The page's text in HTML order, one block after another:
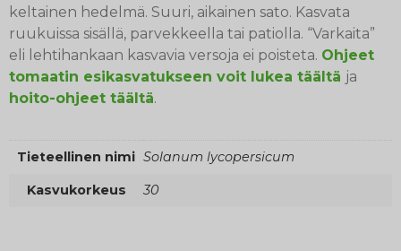
keltainen hedelmä. Suuri, aikainen sato. Kasvata
ruukuissa sisällä, parvekkeella tai patiolla. “Varkaita”
eli lehtihankaan kasvavia versoja ei poisteta. Ohjeet
tomaatin esikasvatukseen voit lukea täältä ja
hoito-ohjeet täältä.
Tieteellinen nimi Solanum lycopersicum
Kasvukorkeus 30